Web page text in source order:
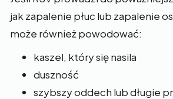
jak zapalenie płuc lub zapalenie
może również powodować:
kaszel, który się nasila
duszność
szybszy oddech lub długie